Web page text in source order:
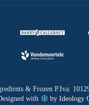
& Frozen P.Iva:
with
byIdeology